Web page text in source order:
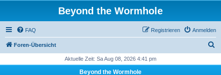
Beyond the Wormhole
FAQ Anmelden
Registrieren
Foren-Übersicht
Aktuelle Zeit: Sa Aug 08, 2026 4:41 pm
Beyond the Wormhole